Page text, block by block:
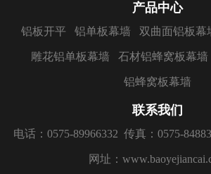
产品中心
铝板开平 铝单板幕墙 双曲面铝板幕
雕花铝单板幕墙 石材铝蜂窝板幕墙
铝蜂窝板幕墙
联系我们
电话：0575-89966332 传真：0575-
网址：